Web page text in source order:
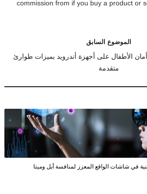
commission from if you buy a product or
الموضوع السابق
الأطفال على أجهزة أندرويد بميزات طوارئ
متقدمة
في شاشات الواقع المعزز لمنافسة أبل وميتا